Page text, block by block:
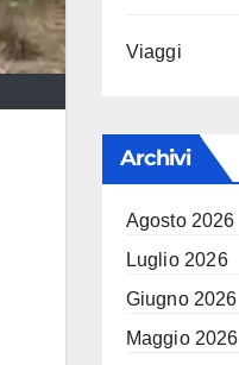
Viaggi
Archivi
Agosto 2026
Luglio 2026
Giugno 2026
Maggio 2026